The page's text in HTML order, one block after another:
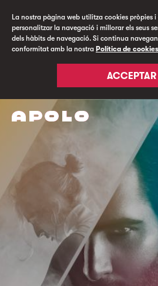
La nostra pàgina web utilitza cookies pròpies i
personalitzar la navegació i millorar els seus
dels hàbits de navegació. Si continua
conformitat amb la nostra Política de cookies
ACCEPTAR